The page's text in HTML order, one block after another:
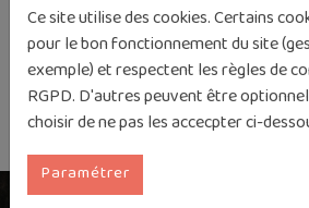
Ce site utilise des cookies. Certains
pour le bon fonctionnement du site
exemple) et respectent les règles de
RGPD. D'autres peuvent être
choisir de ne pas les accecpter ci-
Paramétrer